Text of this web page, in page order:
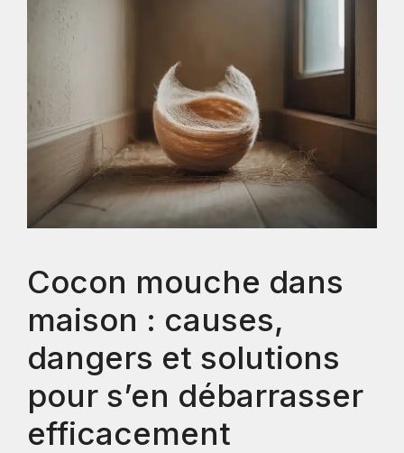
Cocon mouche dans
maison : causes,
dangers et solutions
pour s’en débarrasser
efficacement